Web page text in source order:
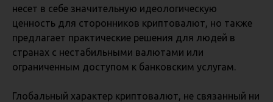
несет в себе значительную идеологическую
ценность для сторонников криптовалют, но также
предлагает практические решения для людей в
странах с нестабильными валютами или
ограниченным доступом к банковским услугам.
Глобальный характер криптовалют, не связанный ни